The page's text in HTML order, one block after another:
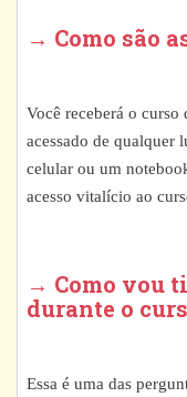
→ Como são
Você receberá o
acessado de qualquer
celular ou um
acesso vitalício ao
→ Como vou
durante o
Essa é uma das